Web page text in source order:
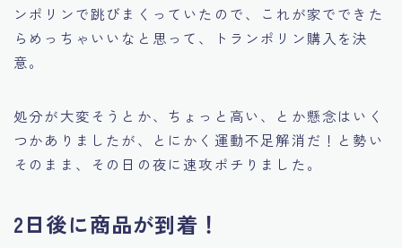
ンポリンで跳びまくっていたので、これが家でできた
らめっちゃいいなと思って、トランポリン購入を決
意。
処分が大変そうとか、ちょっと高い、とか懸念はいく
つかありましたが、とにかく運動不足解消だ！と勢い
そのまま、その日の夜に速攻ポチりました。
2日後に商品が到着！